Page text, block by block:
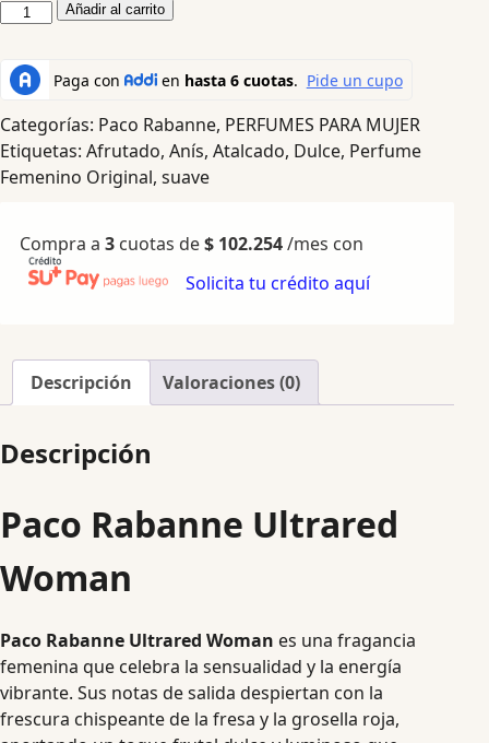
Añadir al carrito
Categorías: Paco Rabanne, PERFUMES PARA MUJER
Etiquetas: Afrutado, Anís, Atalcado, Dulce, Perfume
Femenino Original, suave
Compra a 3 cuotas de$ 102.254/mes con
Solicita tu crédito aquí
Descripción Valoraciones (0)
Descripción
Paco Rabanne Ultrared
Woman
Paco Rabanne Ultrared Woman es una fragancia
femenina que celebra la sensualidad y la energía
vibrante. Sus notas de salida despiertan con la
frescura chispeante de la fresa y la grosella roja,